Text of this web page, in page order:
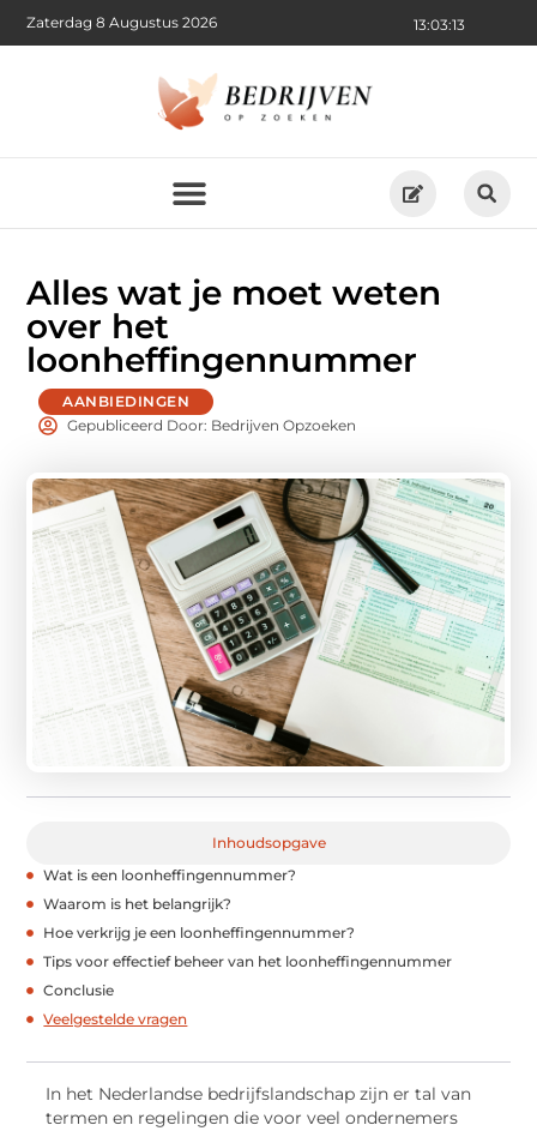
13:03:14
Zaterdag 8 Augustus 2026
Alles wat je moet weten
over het
loonheffingennummer
AANBIEDINGEN
Gepubliceerd Door: Bedrijven Opzoeken
Inhoudsopgave
Wat is een loonheffingennummer?
Waarom is het belangrijk?
Hoe verkrijg je een loonheffingennummer?
Tips voor effectief beheer van het loonheffingennummer
Conclusie
Veelgestelde vragen
In het Nederlandse bedrijfslandschap zijn er tal van
termen en regelingen die voor veel ondernemers